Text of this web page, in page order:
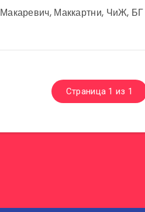
Макаревич, Маккартни, ЧиЖ, БГ
Страница 1 из 1